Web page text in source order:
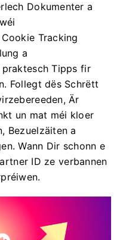
Dokumenter a
Tracking
a
Tipps fir
Follegt dës Schrëtt
Är
un mat méi kloer
Bezuelzäiten a
Wann Dir schonn e
ID ze verbannen